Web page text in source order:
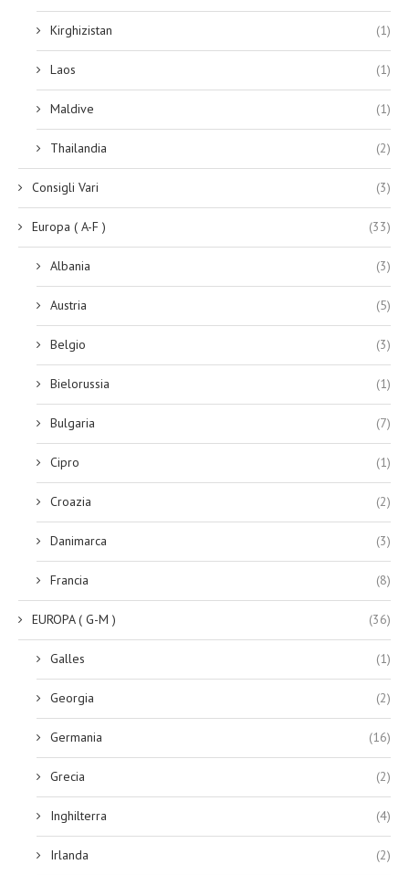
Kirghizistan (1)
Laos (1)
Maldive (1)
Thailandia (2)
Consigli Vari (3)
Europa ( A-F ) (33)
Albania (3)
Austria (5)
Belgio (3)
Bielorussia (1)
Bulgaria (7)
Cipro (1)
Croazia (2)
Danimarca (3)
Francia (8)
EUROPA ( G-M ) (36)
Galles (1)
Georgia (2)
Germania (16)
Grecia (2)
Inghilterra (4)
Irlanda (2)